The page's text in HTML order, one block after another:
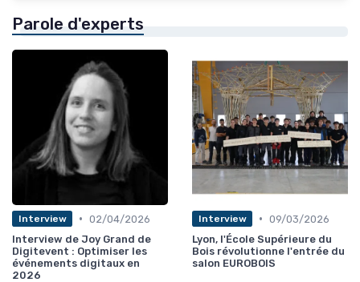
Parole d'experts
Interview • 02/04/2026
Interview de Joy Grand de
Digitevent : Optimiser les
événements digitaux en
2026
Interview • 09/03/2026
Lyon, l'École Supérieure du
Bois révolutionne l'entrée du
salon EUROBOIS